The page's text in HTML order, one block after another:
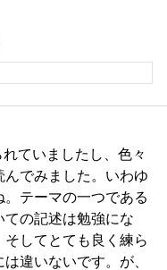
ていましたし、色々
でみました。いわゆ
テーマの一つである
ての記述は勉強にな
してとても良く練ら
違いないです。が、